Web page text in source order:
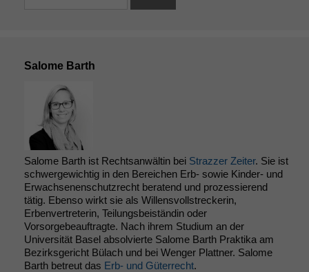
Salome Barth
Salome Barth ist Rechtsanwältin bei Strazzer Zeiter. Sie ist
schwergewichtig in den Bereichen Erb- sowie Kinder- und
Erwachsenenschutzrecht beratend und prozessierend
tätig. Ebenso wirkt sie als Willensvollstreckerin,
Erbenvertreterin, Teilungsbeiständin oder
Vorsorgebeauftragte. Nach ihrem Studium an der
Universität Basel absolvierte Salome Barth Praktika am
Bezirksgericht Bülach und bei Wenger Plattner. Salome
Barth betreut das Erb- und Güterrecht.